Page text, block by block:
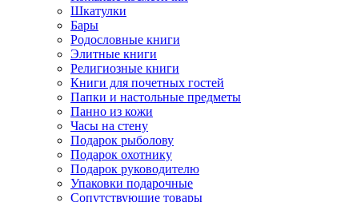
Шкатулки
Бары
Родословные книги
Элитные книги
Религиозные книги
Книги для почетных гостей
Папки и настольные предметы
Панно из кожи
Часы на стену
Подарок рыболову
Подарок охотнику
Подарок руководителю
Упаковки подарочные
Сопутствующие товары